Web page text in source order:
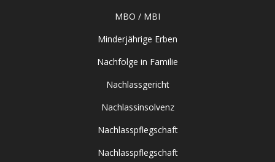
MBO / MBI
Minderjährige Erben
Nachfolge in Familie
Nachlassgericht
Nachlassinsolvenz
Nachlasspflegschaft
Nachlasspflegschaft